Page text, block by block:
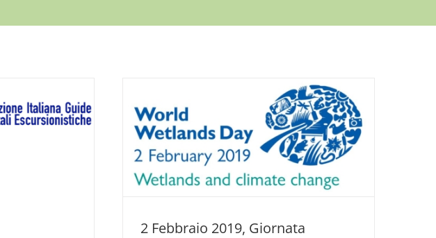
2 Febbraio 2019, Giornata